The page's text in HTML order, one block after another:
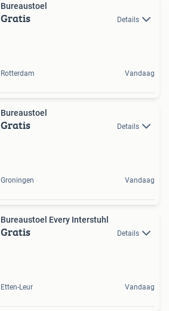
Bureaustoel
Gratis Details
Rotterdam Vandaag
Bureaustoel
Gratis Details
Groningen Vandaag
Bureaustoel Every Interstuhl
Gratis Details
Etten-Leur Vandaag